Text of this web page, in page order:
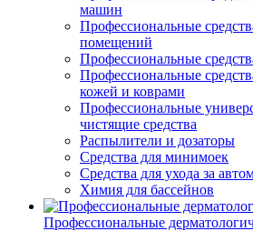
машин
Профессиональные
помещений
Профессиональные
Профессиональные
кожей и коврами
Профессиональные
чистящие средства
Распылители и дозаторы
Средства для минимоек
Средства для ухода за
Химия для бассейнов
Профессиональные